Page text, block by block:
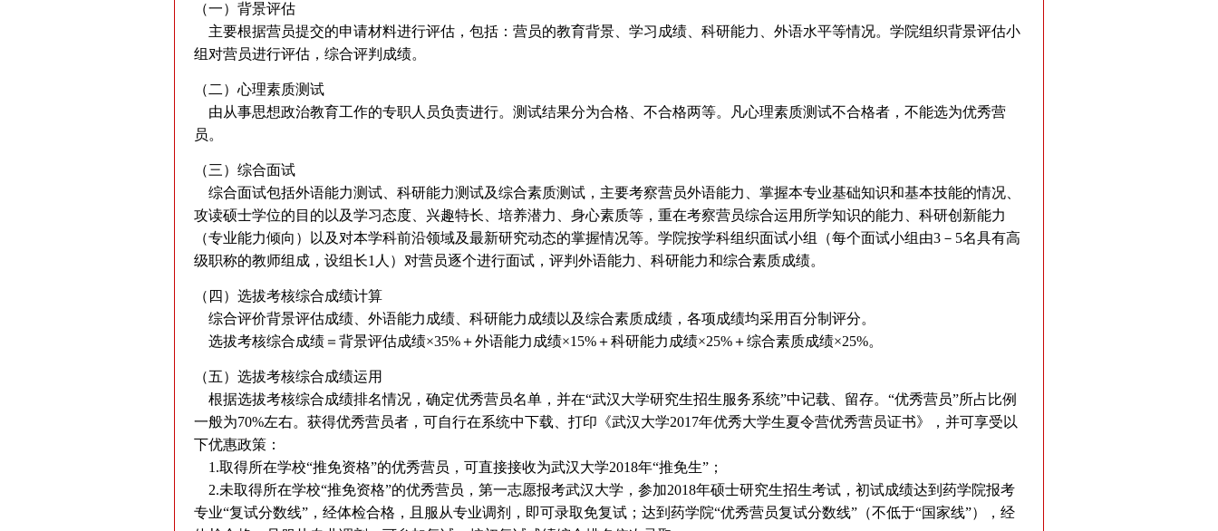
（一）背景评估
主要根据营员提交的申请材料进行评估，包括：营员的教育背景、学习成绩、科研能力、外语水平等情况。学院组织背景评估小
组对营员进行评估，综合评判成绩。
（二）心理素质测试
由从事思想政治教育工作的专职人员负责进行。测试结果分为合格、不合格两等。凡心理素质测试不合格者，不能选为优秀营
员。
（三）综合面试
综合面试包括外语能力测试、科研能力测试及综合素质测试，主要考察营员外语能力、掌握本专业基础知识和基本技能的情况、
攻读硕士学位的目的以及学习态度、兴趣特长、培养潜力、身心素质等，重在考察营员综合运用所学知识的能力、科研创新能力
（专业能力倾向）以及对本学科前沿领域及最新研究动态的掌握情况等。学院按学科组织面试小组（每个面试小组由3－5名具有高
级职称的教师组成，设组长1人）对营员逐个进行面试，评判外语能力、科研能力和综合素质成绩。
（四）选拔考核综合成绩计算
综合评价背景评估成绩、外语能力成绩、科研能力成绩以及综合素质成绩，各项成绩均采用百分制评分。
选拔考核综合成绩＝背景评估成绩×35%＋外语能力成绩×15%＋科研能力成绩×25%＋综合素质成绩×25%。
（五）选拔考核综合成绩运用
根据选拔考核综合成绩排名情况，确定优秀营员名单，并在“武汉大学研究生招生服务系统”中记载、留存。“优秀营员”所占比例
一般为70%左右。获得优秀营员者，可自行在系统中下载、打印《武汉大学2017年优秀大学生夏令营优秀营员证书》，并可享受以
下优惠政策：
1.取得所在学校“推免资格”的优秀营员，可直接接收为武汉大学2018年“推免生”；
2.未取得所在学校“推免资格”的优秀营员，第一志愿报考武汉大学，参加2018年硕士研究生招生考试，初试成绩达到药学院报考
专业“复试分数线”，经体检合格，且服从专业调剂，即可录取免复试；达到药学院“优秀营员复试分数线”（不低于“国家线”），经